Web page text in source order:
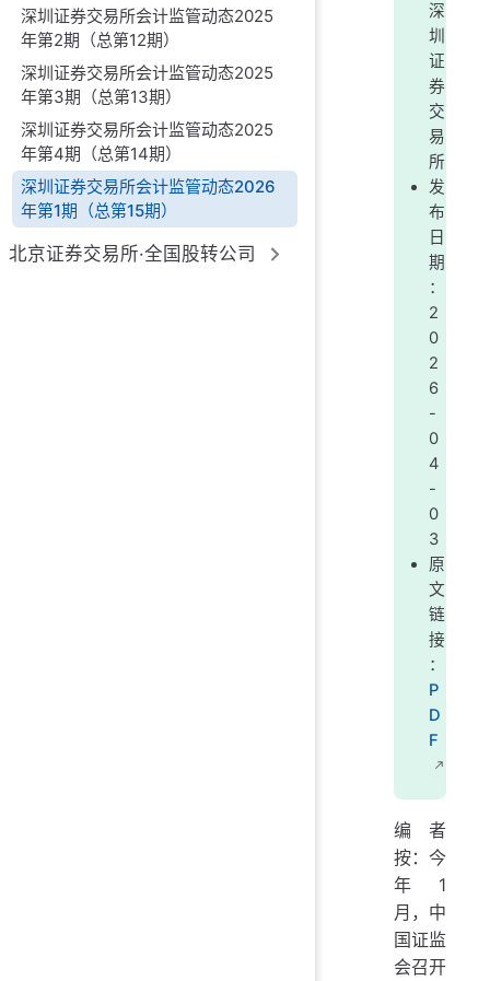
深圳证券交易所会计监管动态2025
年第2期（总第12期）
深圳证券交易所会计监管动态2025
年第3期（总第13期）
深圳证券交易所会计监管动态2025
年第4期（总第14期）
深圳证券交易所会计监管动态2026
年第1期（总第15期）
北京证券交易所·全国股转公司
深
圳
证
券
交
易
所
发
布
日
期
：
2
0
2
6
-
0
4
-
0
3
原
文
链
接
：
P
D
F
编者
按：今
年1
月，中
国证监
会召开